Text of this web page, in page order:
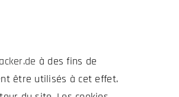
à des fins de
être utilisés à cet effet.